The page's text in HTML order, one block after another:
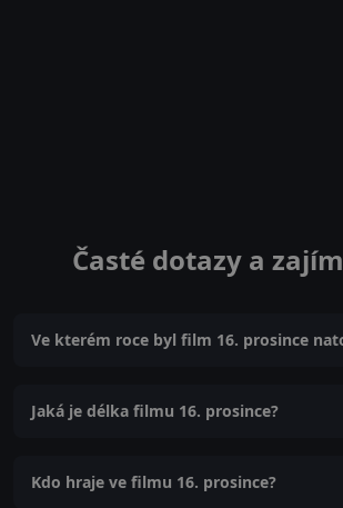
Časté dotazy a
Ve kterém roce byl film 16. prosince
Jaká je délka filmu 16. prosince?
Kdo hraje ve filmu 16. prosince?